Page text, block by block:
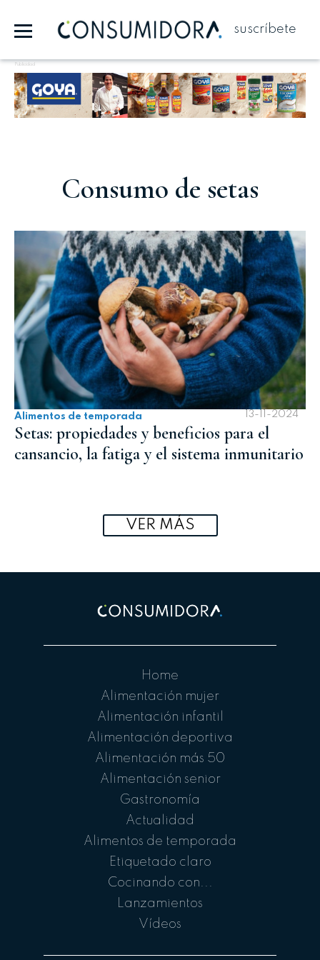
suscríbete
Publicidad
Consumo de setas
Alimentos de temporada 13-11-2024
Setas: propiedades y beneficios para el
cansancio, la fatiga y el sistema inmunitario
VER MÁS
Home
Alimentación mujer
Alimentación infantil
Alimentación deportiva
Alimentación más 50
Alimentación senior
Gastronomía
Actualidad
Alimentos de temporada
Etiquetado claro
Cocinando con...
Lanzamientos
Vídeos